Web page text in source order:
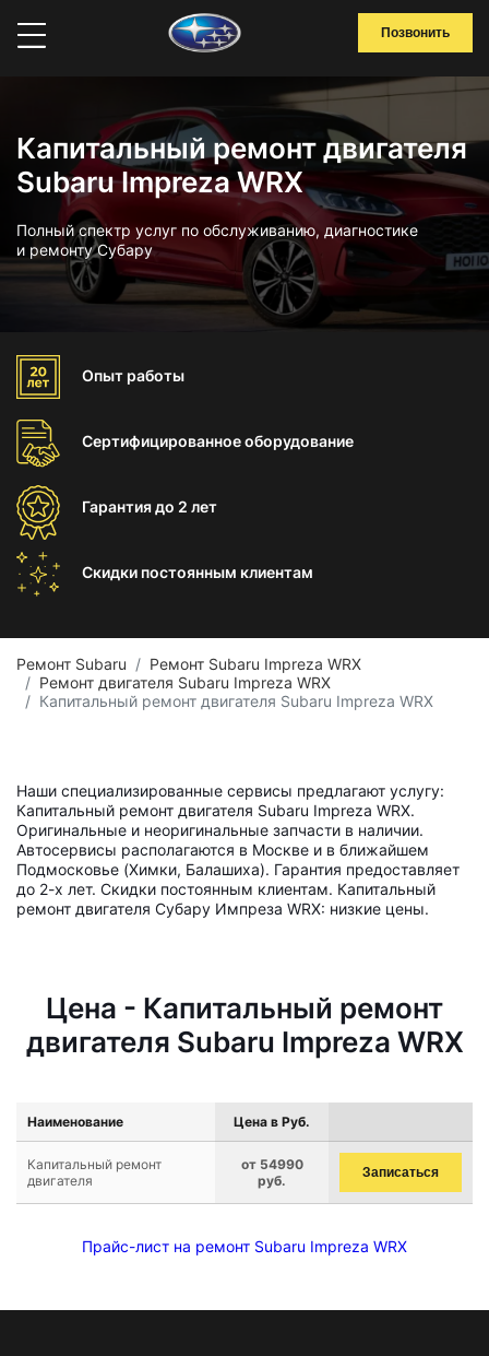
Позвонить
Капитальный ремонт двигателя
Subaru Impreza WRX
Полный спектр услуг по обслуживанию, диагностике
и ремонту Субару
Опыт работы
Сертифицированноеоборудование
Гарантиядо 2 лет
Скидки постоянным клиентам
Ремонт Subaru
Ремонт Subaru Impreza WRX
Ремонт двигателя Subaru Impreza WRX
Капитальный ремонт двигателя Subaru Impreza WRX
Наши специализированные сервисы предлагают услугу:
Капитальный ремонт двигателя Subaru Impreza WRX.
Оригинальные и неоригинальные запчасти в наличии.
Автосервисы располагаются в Москве и в ближайшем
Подмосковье (Химки, Балашиха). Гарантия предоставляет
до 2-х лет. Скидки постоянным клиентам. Капитальный
ремонт двигателя Субару Импреза WRX: низкие цены.
Цена - Капитальный ремонт
двигателя Subaru Impreza WRX
Наименование Цена в Руб.
Капитальный ремонт
двигателя
от 54990
руб.
Записаться
Прайс-лист на ремонт Subaru Impreza WRX